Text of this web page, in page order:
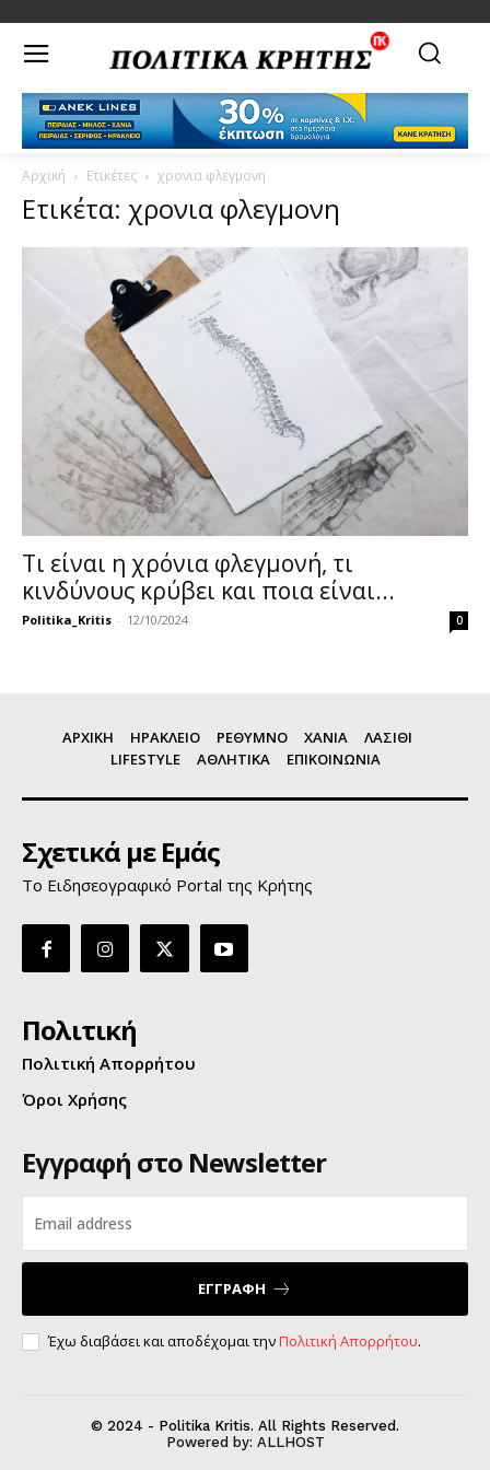
Αρχική Ετικέτες χρονια φλεγμονη
Ετικέτα: χρονια φλεγμονη
Τι είναι η χρόνια φλεγμονή, τι
κινδύνους κρύβει και ποια είναι...
Politika_Kritis - 12/10/2024 0
ΑΡΧΙΚΗ ΗΡΑΚΛΕΙΟ ΡΕΘΥΜΝΟ ΧΑΝΙΑ
ΛΑΣΙΘΙ
LIFESTYLE
ΑΘΛΗΤΙΚΑ ΕΠΙΚΟΙΝΩΝΙΑ
Σχετικά με Εμάς
Το Ειδησεογραφικό Portal της Κρήτης
Πολιτική
Πολιτική Απορρήτου
Όροι Χρήσης
Εγγραφή στο Newsletter
ΕΓΓΡΑΦΗ
Έχω διαβάσει και αποδέχομαι τηνΠολιτική Απορρήτου.
© 2024 - Politika Kritis. All Rights Reserved.
Powered by: ALLHOST